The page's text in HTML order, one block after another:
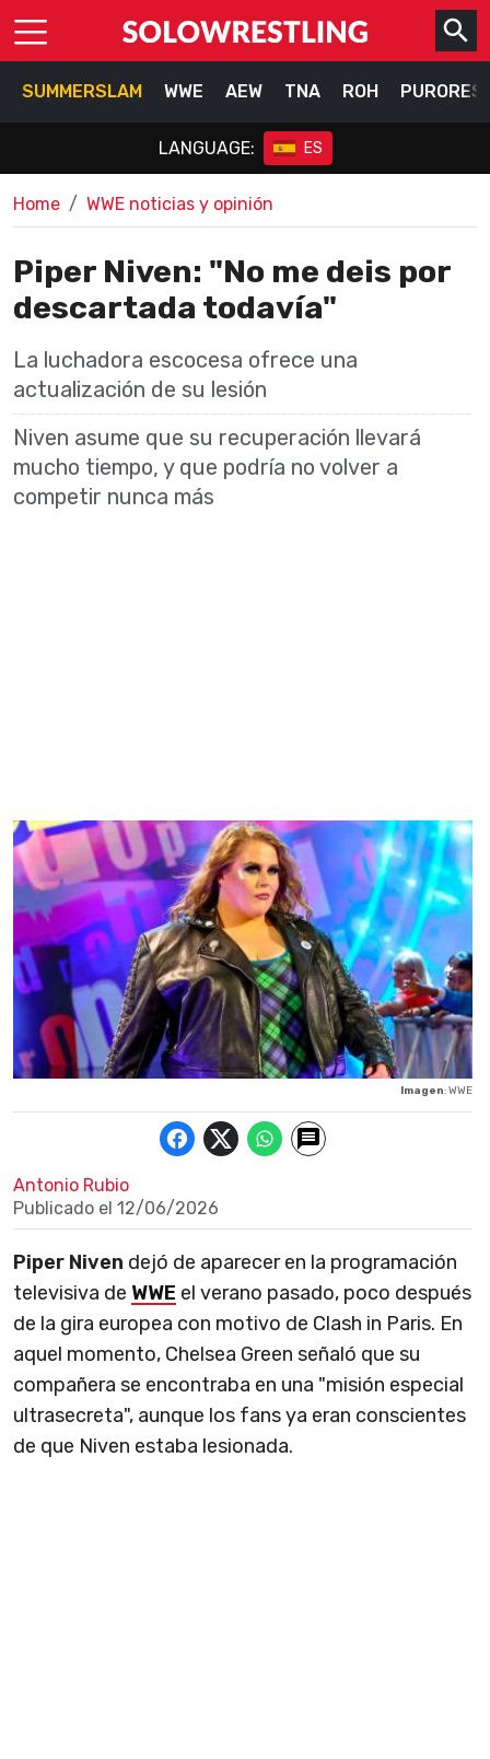
SUMMERSLAM WWE AEW TNA ROH
LANGUAGE: ES
Home WWE noticias y opinión
Piper Niven: "No me deis por
descartada todavía"
La luchadora escocesa ofrece una
actualización de su lesión
Niven asume que su recuperación llevará
mucho tiempo, y que podría no volver a
competir nunca más
Imagen: WWE
Antonio Rubio
Publicado el 12/06/2026
Piper Niven dejó de aparecer en la programación
televisiva de WWE el verano pasado, poco después
de la gira europea con motivo de Clash in Paris. En
aquel momento, Chelsea Green señaló que su
compañera se encontraba en una "misión especial
ultrasecreta", aunque los fans ya eran conscientes
de que Niven estaba lesionada.